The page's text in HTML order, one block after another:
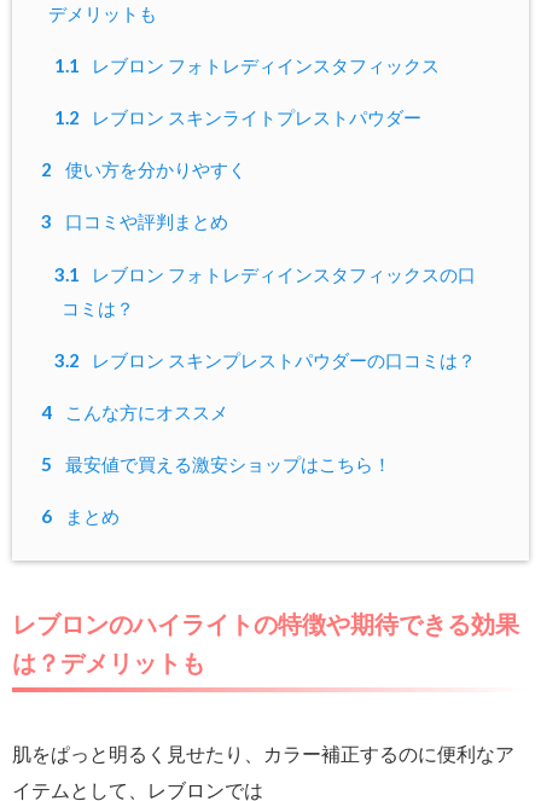
デメリットも
1.1 レブロン フォトレディインスタフィックス
1.2 レブロン スキンライトプレストパウダー
2 使い方を分かりやすく
3 口コミや評判まとめ
3.1
レブロン フォトレディインスタフィックスの口
コミは？
3.2 レブロン スキンプレストパウダーの口コミは？
4 こんな方にオススメ
5 最安値で買える激安ショップはこちら！
6 まとめ
レブロンのハイライトの特徴や期待できる効果
は？デメリットも
肌をぱっと明るく見せたり、カラー補正するのに便利なア
イテムとして、レブロンでは